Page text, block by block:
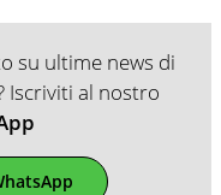
su ultime news di
Iscriviti al nostro